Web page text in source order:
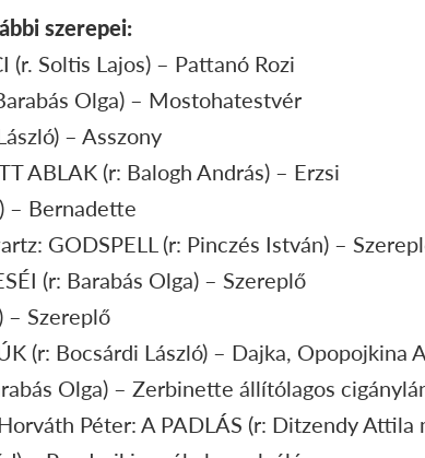
szerepei:
(r. Soltis Lajos) – Pattanó Rozi
Olga) – Mostohatestvér
– Asszony
ABLAK (r: Balogh András) – Erzsi
– Bernadette
GODSPELL (r: Pinczés István) –
(r: Barabás Olga) – Szereplő
– Szereplő
(r: Bocsárdi László) – Dajka, Opopojkina
Olga) – Zerbinette állítólagos
Péter: A PADLÁS (r: Ditzendy Attila